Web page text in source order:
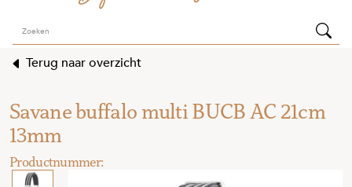
Terug naar overzicht
Savane buffalo multi BUCB AC 21cm
13mm